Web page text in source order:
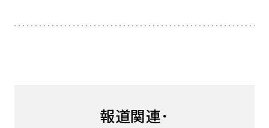
報道関連･